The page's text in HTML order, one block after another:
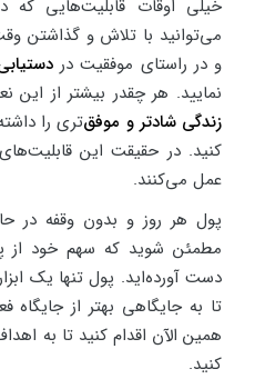
خیلی اوقات قابلیت‌هایی که
می‌توانید با تلاش و گذاشتن
و در راستای موفقیت در
نمایید. هر چقدر بیشتر از این
زندگی شادتر و موفق‌تری را
کنید. در حقیقت این
عمل می‌کنند.
پول هر روز و بدون وقفه
مطمئن شوید که سهم خود از
دست آورده‌اید. پول تنها یک
تا به جایگاهی بهتر از
همین الآن اقدام کنید تا به
کنید.